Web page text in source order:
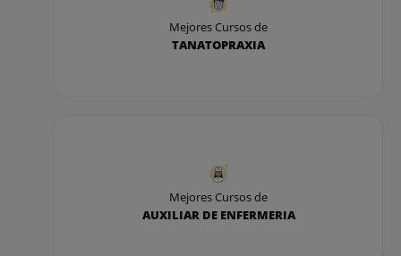
Mejores Cursos de
TANATOPRAXIA
Mejores Cursos de
AUXILIAR DE ENFERMERIA